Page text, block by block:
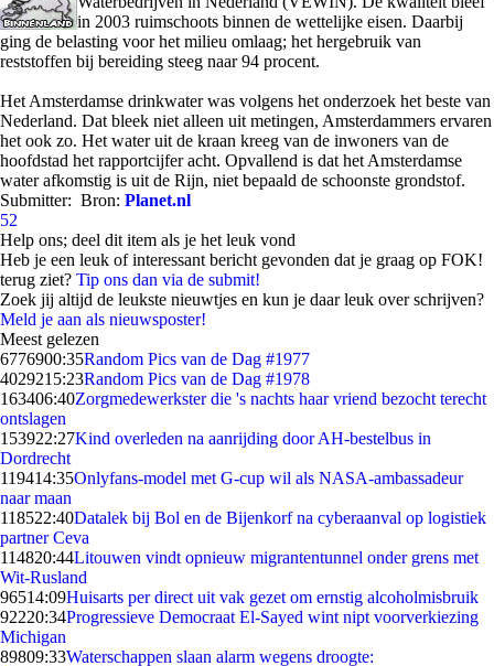
in 2003 ruimschoots binnen de wettelijke eisen. Daarbij
ging de belasting voor het milieu omlaag; het hergebruik van
reststoffen bij bereiding steeg naar 94 procent.
Het Amsterdamse drinkwater was volgens het onderzoek het beste van
Nederland. Dat bleek niet alleen uit metingen, Amsterdammers ervaren
het ook zo. Het water uit de kraan kreeg van de inwoners van de
hoofdstad het rapportcijfer acht. Opvallend is dat het Amsterdamse
water afkomstig is uit de Rijn, niet bepaald de schoonste grondstof.
Submitter: Bron: Planet.nl
52
Help ons; deel dit item als je het leuk vond
Heb je een leuk of interessant bericht gevonden dat je graag op FOK!
terug ziet? Tip ons dan via de submit!
Zoek jij altijd de leukste nieuwtjes en kun je daar leuk over schrijven?
Meld je aan als nieuwsposter!
Meest gelezen
6776900:35Random Pics van de Dag #1977
4029215:23Random Pics van de Dag #1978
163406:40Zorgmedewerkster die 's nachts haar vriend bezocht terecht
ontslagen
153922:27Kind overleden na aanrijding door AH-bestelbus in
Dordrecht
119414:35Onlyfans-model met G-cup wil als NASA-ambassadeur
naar maan
118522:40Datalek bij Bol en de Bijenkorf na cyberaanval op logistiek
partner Ceva
114820:44Litouwen vindt opnieuw migrantentunnel onder grens met
Wit-Rusland
96514:09Huisarts per direct uit vak gezet om ernstig alcoholmisbruik
92220:34Progressieve Democraat El-Sayed wint nipt voorverkiezing
Michigan
89809:33Waterschappen slaan alarm wegens droogte: